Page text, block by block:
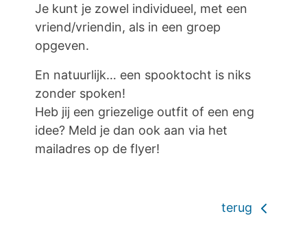
Je kunt je zowel individueel, met een
vriend/vriendin, als in een groep
opgeven.
En natuurlijk… een spooktocht is niks
zonder spoken!
Heb jij een griezelige outfit of een eng
idee? Meld je dan ook aan via het
mailadres op de flyer!
terug